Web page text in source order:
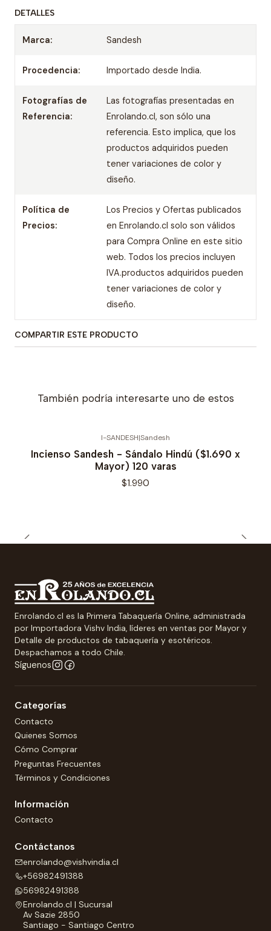
DETALLES
Marca: Sandesh
Procedencia: Importado desde India.
Fotografías de
Referencia:
Las fotografías presentadas en
Enrolando.cl, son sólo una
referencia. Esto implica, que los
productos adquiridos pueden
tener variaciones de color y
diseño.
Política de
Precios:
Los Precios y Ofertas publicados
en Enrolando.cl solo son válidos
para Compra Online en este sitio
web. Todos los precios incluyen
IVA.productos adquiridos pueden
tener variaciones de color y
diseño.
COMPARTIR ESTE PRODUCTO
También podría interesarte uno de estos
I-SANDESH|Sandesh
Incienso Sandesh - Sándalo Hindú ($1.690 x
Mayor) 120 varas
$1.990
Enrolando.cl es la Primera Tabaquería Online, administrada
por Importadora Vishv India, líderes en ventas por Mayor y
Detalle de productos de tabaquería y esotéricos.
Despachamos a todo Chile.
Síguenos
Categorías
Contacto
Quienes Somos
Cómo Comprar
Preguntas Frecuentes
Términos y Condiciones
Información
Contacto
Contáctanos
enrolando@vishvindia.cl
+56982491388
56982491388
Enrolando.cl | Sucursal
Av Sazie 2850
Santiago - Santiago Centro